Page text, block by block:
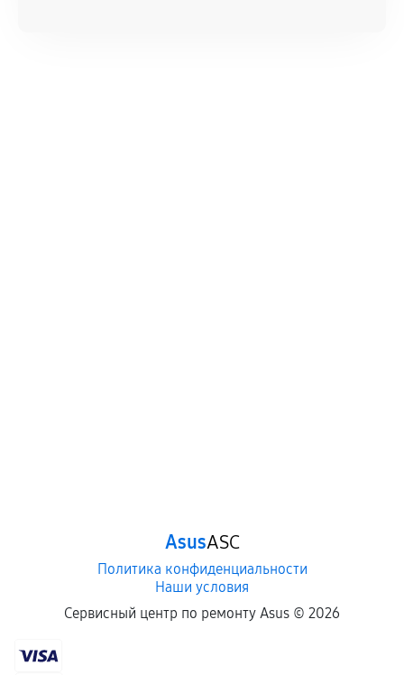
AsusASC
Политика конфиденциальности
Наши условия
Сервисный центр по ремонту Asus © 2026